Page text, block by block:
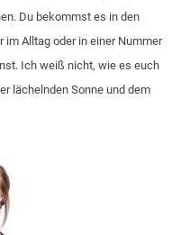
Du bekommst es in den
im Alltag oder in einer Nummer
Ich weiß nicht, wie es euch
lächelnden Sonne und dem